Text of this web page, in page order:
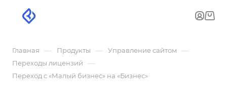
Главная — Продукты — Управление сайтом —
Переходы лицензий —
Переход с «Малый бизнес» на «Бизнес»